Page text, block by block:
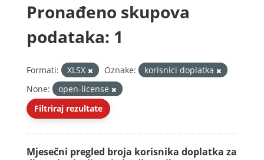
Pronađeno skupova
podataka: 1
Formati: XLSX Oznake:
korisnici doplatka
None:
open-license
Filtriraj rezultate
Mjesečni pregled broja korisnika doplatka za